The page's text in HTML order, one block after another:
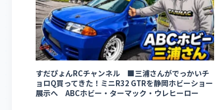
すだぴょんRCチャンネル ■三浦さんがでっかいチ
ョロQ買ってきた！ミニR32 GTRを静岡ホビーショー
展示へ ABCホビー・ターマック・ウレヒーロー